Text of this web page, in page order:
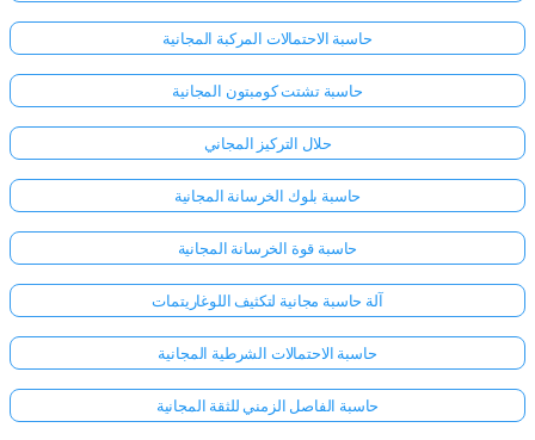
حاسبة الاحتمالات المركبة المجانية
حاسبة تشتت كومبتون المجانية
حلال التركيز المجاني
حاسبة بلوك الخرسانة المجانية
حاسبة قوة الخرسانة المجانية
آلة حاسبة مجانية لتكثيف اللوغاريتمات
حاسبة الاحتمالات الشرطية المجانية
حاسبة الفاصل الزمني للثقة المجانية